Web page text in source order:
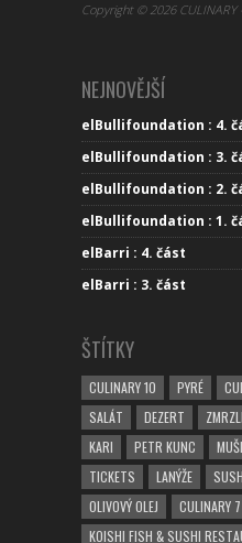
Copyright © 2026 CULINARY
NEJNOVĚJŠÍ
elBullifoundation : 4.
elBullifoundation : 3.
elBullifoundation : 2.
elBullifoundation : 1.
elBarri : 4. část
elBarri : 3. část
ŠTÍTKY
CULINARY 10 PYRÉ
SALÁT
DEZERT
KARI
PETR KUNC
TICKETS
LANÝŽE
OLIVOVÝ OLEJ
CULINARY 7
KOISHI FISH & SUSHI